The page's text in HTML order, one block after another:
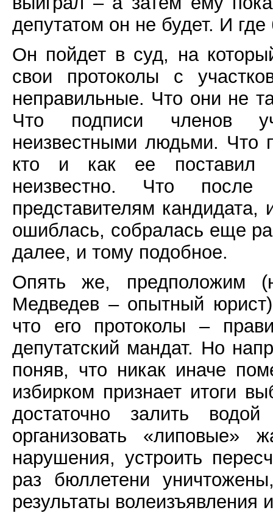
депутатом он не будет. И
Он пойдет в суд, на
свои протоколы с
неправильные. Что они не
Что подписи членов
неизвестными людьми. Что
кто и как ее поставил
неизвестно. Что
представителям кандидата,
ошиблась, собралась еще
далее, и тому подобное.
Опять же, предположим
Медведев – опытный
что его протоколы –
депутатский мандат. Но
поняв, что никак иначе
избирком признает итоги
достаточно залить
организовать
нарушения, устроить
раз бюллетени
результаты волеизъявления